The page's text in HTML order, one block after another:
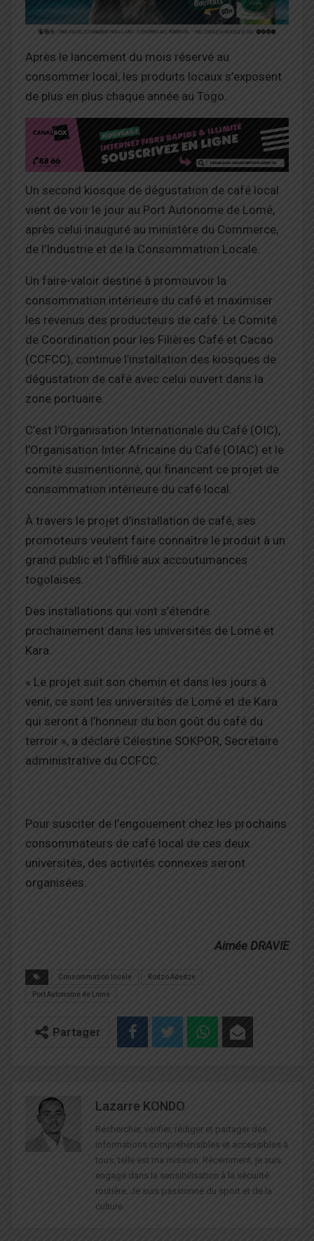
Après le lancement du mois réservé au
consommer local, les produits locaux s’exposent
de plus en plus chaque année au Togo.
Un second kiosque de dégustation de café local
vient de voir le jour au Port Autonome de Lomé,
après celui inauguré au ministère du Commerce,
de l’Industrie et de la Consommation Locale.
Un faire-valoir destiné à promouvoir la
consommation intérieure du café et maximiser
les revenus des producteurs de café. Le Comité
de Coordination pour les Filières Café et Cacao
(CCFCC), continue l’installation des kiosques de
dégustation de café avec celui ouvert dans la
zone portuaire.
C’est l’Organisation Internationale du Café (OIC),
l’Organisation Inter Africaine du Café (OIAC) et le
comité susmentionné, qui financent ce projet de
consommation intérieure du café local.
À travers le projet d’installation de café, ses
promoteurs veulent faire connaître le produit à un
grand public et l’affilié aux accoutumances
togolaises.
Des installations qui vont s’étendre
prochainement dans les universités de Lomé et
Kara.
« Le projet suit son chemin et dans les jours à
venir, ce sont les universités de Lomé et de Kara
qui seront à l’honneur du bon goût du café du
terroir », a déclaré Célestine SOKPOR, Secrétaire
administrative du CCFCC.
Pour susciter de l’engouement chez les prochains
consommateurs de café local de ces deux
universités, des activités connexes seront
organisées.
Aimée DRAVIE
Consommation locale Kodzo Adedze
Port Autonome de Lomé
Partager
Lazarre KONDO
Rechercher, vérifier, rédiger et partager des
informations compréhensibles et accessibles à
tous, telle est ma mission. Récemment, je suis
engagé dans la sensibilisation à la sécurité
routière. Je suis passionné du sport et de la
culture.